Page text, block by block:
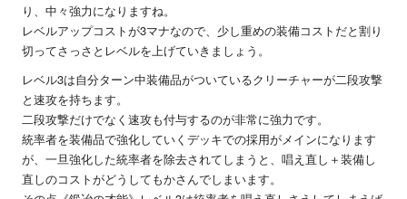
り、中々強力になりますね。
レベルアップコストが3マナなので、少し重めの装備コストだと割り
切ってさっさとレベルを上げていきましょう。
レベル3は自分ターン中装備品がついているクリーチャーが二段攻撃
と速攻を持ちます。
二段攻撃だけでなく速攻も付与するのが非常に強力です。
統率者を装備品で強化していくデッキでの採用がメインになります
が、一旦強化した統率者を除去されてしまうと、唱え直し＋装備し
直しのコストがどうしてもかさんでしまいます。